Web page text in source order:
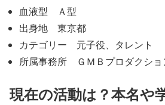
血液型 Ａ型
出身地 東京都
カテゴリー 元子役、タレント
所属事務所 ＧＭＢプロダクショ
現在の活動は？本名や